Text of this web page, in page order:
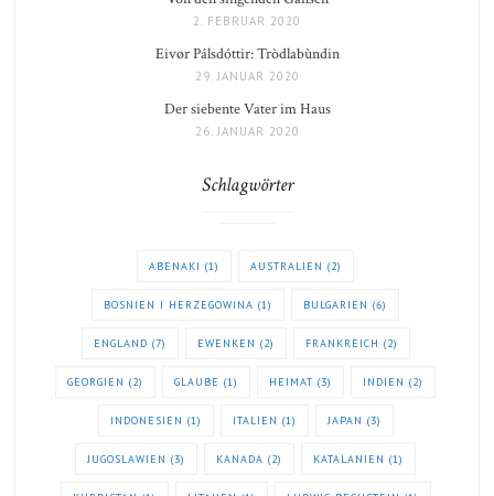
2. FEBRUAR 2020
Eivør Pálsdóttir: Tròdlabùndin
29. JANUAR 2020
Der siebente Vater im Haus
26. JANUAR 2020
Schlagwörter
ABENAKI (1) AUSTRALIEN (2)
BOSNIEN I HERZEGOWINA (1) BULGARIEN (6)
ENGLAND (7) EWENKEN (2) FRANKREICH (2)
GEORGIEN (2) GLAUBE (1) HEIMAT (3) INDIEN (2)
INDONESIEN (1) ITALIEN (1) JAPAN (3)
JUGOSLAWIEN (3) KANADA (2) KATALANIEN (1)